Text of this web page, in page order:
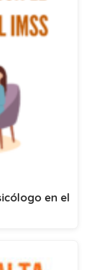
en el